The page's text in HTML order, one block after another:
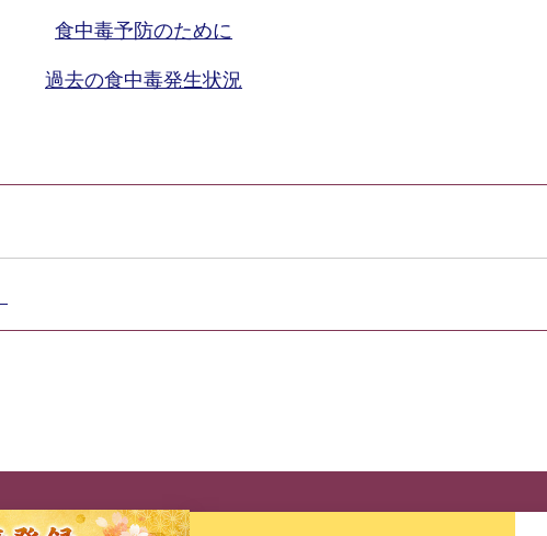
食中毒予防のために
過去の食中毒発生状況